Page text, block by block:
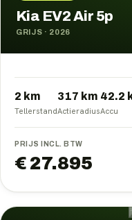
Kia EV2 Air 5p
GRIJS · 2026
2 km
Tellerstand
317 km
Actieradius
42.2
Accu
PRIJS INCL. BTW
€ 27.895